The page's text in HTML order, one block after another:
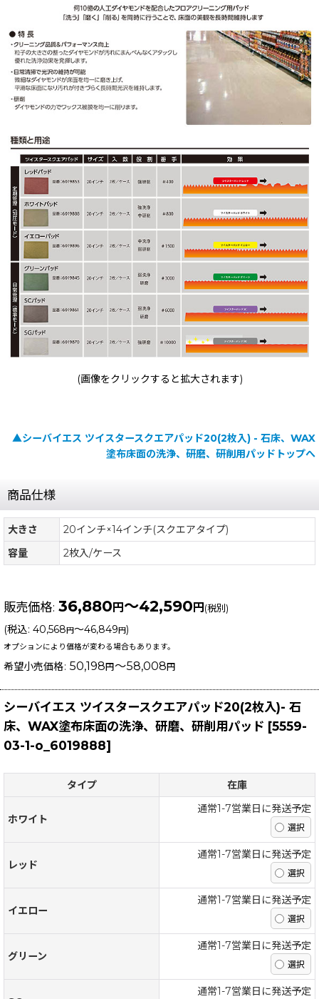
(画像をクリックすると拡大されます)
▲シーバイエス ツイスタースクエアパッド20(2枚入) - 石床、WAX
塗布床面の洗浄、研磨、研削用パッドトップへ
商品仕様
大きさ
20インチ×14インチ(スクエアタイプ)
容量
2枚入/ケース
販売価格: 36,880円～42,590円(税別)
(税込: 40,568円～46,849円)
オプションにより価格が変わる場合もあります。
希望小売価格: 50,198円～58,008円
シーバイエス ツイスタースクエアパッド20(2枚入)- 石
床、WAX塗布床面の洗浄、研磨、研削用パッド [5559-
03-1-o_6019888]
タイプ 在庫
ホワイト
通常1-7営業日に発送予定
レッド
通常1-7営業日に発送予定
イエロー
通常1-7営業日に発送予定
グリーン
通常1-7営業日に発送予定
通常1-7営業日に発送予定